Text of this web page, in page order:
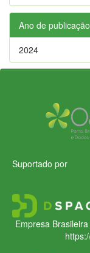
Ano de publicação
2024
Suportado por
Empresa